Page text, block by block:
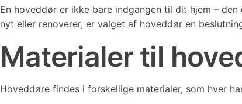
En hoveddør er ikke bare indgangen til dit hjem –
nyt eller renoverer, er valget af hoveddør en
Materialer til
Hoveddøre findes i forskellige materialer, som hver